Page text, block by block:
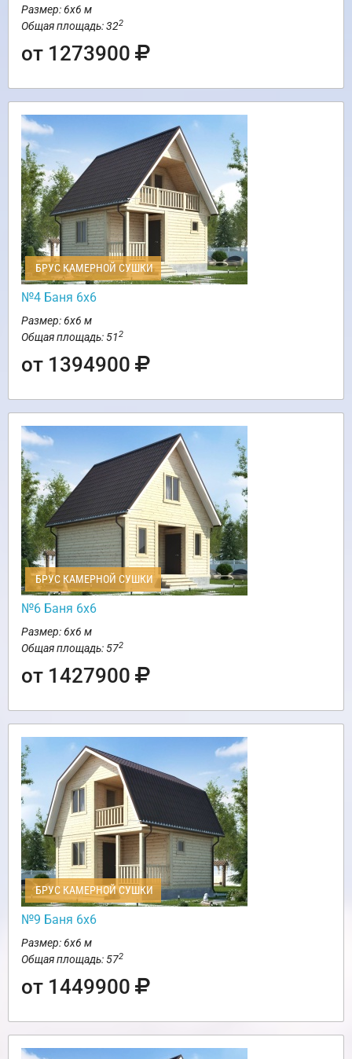
Размер: 6х6 м
Общая площадь: 322
от 1273900
БРУС КАМЕРНОЙ СУШКИ
№4 Баня 6х6
Размер: 6х6 м
Общая площадь: 512
от 1394900
БРУС КАМЕРНОЙ СУШКИ
№6 Баня 6х6
Размер: 6х6 м
Общая площадь: 572
от 1427900
БРУС КАМЕРНОЙ СУШКИ
№9 Баня 6х6
Размер: 6х6 м
Общая площадь: 572
от 1449900